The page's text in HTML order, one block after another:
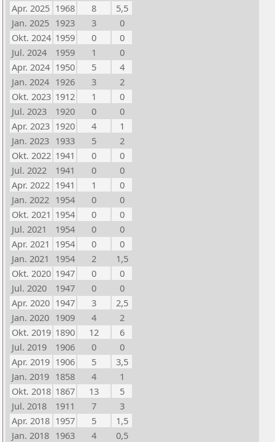
Apr. 2025 1968 8
5,5
Jan. 2025 1923 3
0
Okt. 2024 1959 0
0
Jul. 2024
1959 1
0
Apr. 2024 1950 5
4
Jan. 2024 1926 3
2
Okt. 2023 1912 1
0
Jul. 2023
1920 0
0
Apr. 2023 1920 4
1
Jan. 2023 1933 5
2
Okt. 2022 1941 0
0
Jul. 2022
1941 0
0
Apr. 2022 1941 1
0
Jan. 2022 1954 0
0
Okt. 2021 1954 0
0
Jul. 2021
1954 0
0
Apr. 2021 1954 0
0
Jan. 2021
1954 2
1,5
Okt. 2020 1947 0
0
Jul. 2020
1947 0
0
Apr. 2020 1947 3
2,5
Jan. 2020 1909 4
2
Okt. 2019 1890 12
6
Jul. 2019
1906 0
0
Apr. 2019 1906 5
3,5
Jan. 2019 1858 4
1
Okt. 2018 1867 13
5
Jul. 2018
1911 7
3
Apr. 2018 1957 5
1,5
Jan. 2018 1963 4
0,5